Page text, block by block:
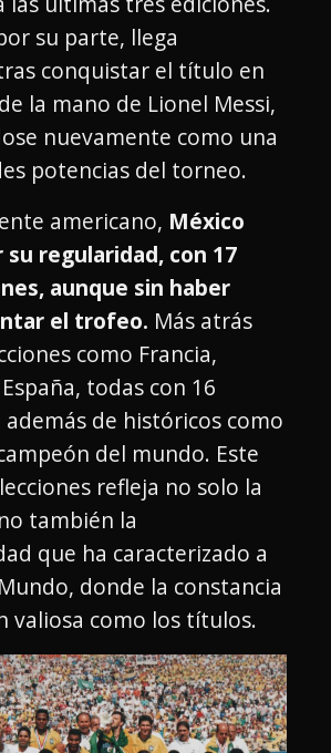
su parte, llega
conquistar el título en
la mano de Lionel Messi,
nuevamente como una
potencias del torneo.
americano, México
regularidad, con 17
aunque sin haber
el trofeo. Más atrás
como Francia,
todas con 16
además de históricos como
del mundo. Este
refleja no solo la
también la
que ha caracterizado a
donde la constancia
valiosa como los títulos.